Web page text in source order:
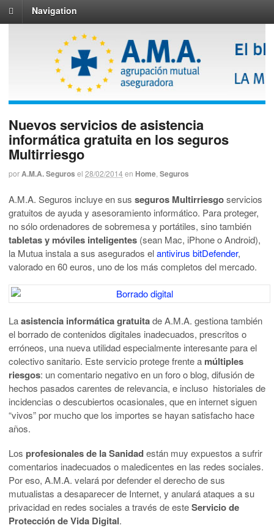
Navigation
Nuevos servicios de asistencia
informática gratuita en los seguros
Multirriesgo
porA.M.A. Seguros el 28/02/2014 en Home Seguros
A.M.A. Seguros incluye en sus seguros Multirriesgoservicios
gratuitos de ayuda y asesoramiento informático. Para proteger,
no sólo ordenadores de sobremesa y portátiles, sino también
tabletas y móviles inteligentes (sean Mac, iPhone o Android),
la Mutua instala a sus asegurados elantivirus bitDefender,
valorado en 60 euros, uno de los más completos del mercado.
Laasistencia informática gratuitade A.M.A. gestiona también
el borrado de contenidos digitales inadecuados, prescritos o
erróneos, una nueva utilidad especialmente interesante para el
colectivo sanitario. Este servicio protege frente a múltiples
riesgos: un comentario negativo en un foro o blog, difusión de
hechos pasados carentes de relevancia, e incluso historiales de
incidencias o descubiertos ocasionales, que en internet siguen
“vivos” por mucho que los importes se hayan satisfacho hace
años.
Los profesionales de la Sanidadestán muy expuestos a sufrir
comentarios inadecuados o maledicentes en las redes sociales.
Por eso, A.M.A. velará por defender el derecho de sus
mutualistas a desaparecer de Internet, y anulará ataques a su
privacidad en redes sociales a través de esteServicio de
Protección de Vida Digital.